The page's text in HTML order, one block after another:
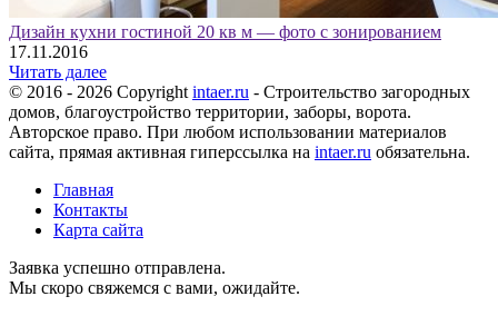
Дизайн кухни гостиной 20 кв м — фото с зонированием
17.11.2016
Читать далее
© 2016 - 2026 Copyrightintaer.ru - Cтроительство загородных
домов, благоустройство территории, заборы, ворота.
Авторское право. При любом использовании материалов
сайта, прямая активная гиперссылка на intaer.ru обязательна.
Главная
Контакты
Карта сайта
Заявка успешно отправлена.
Мы скоро свяжемся с вами, ожидайте.